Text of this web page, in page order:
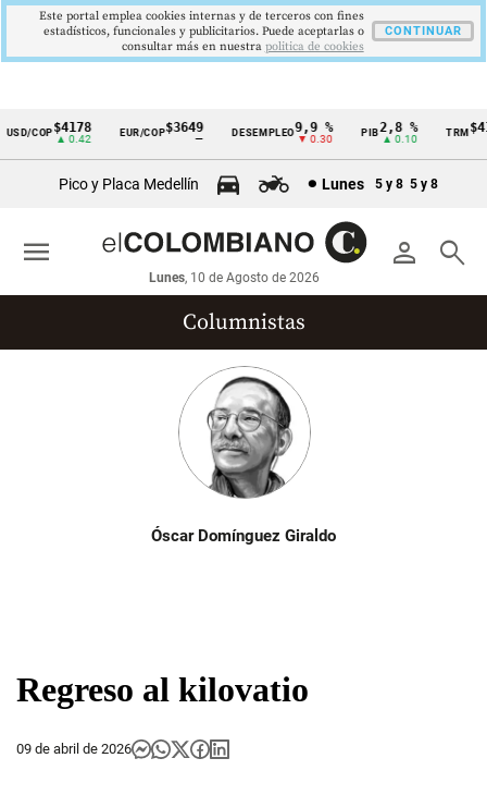
Cintillo
económicos
Colombia
COP$4178
▲ 0.42
EUR/COP$3649 DESEMPLEO 9,9 %
▼ 0.30
PIB2,8 %
▲ 0.10
TRM
Pico y Placa Medellín Lunes 5 y 8 5 y 8
person search
Lunes, 10 de Agosto de 2026
menu
Columnistas
Óscar Domínguez Giraldo
Regreso al kilovatio
09 de abril de 2026
Este portal emplea cookies internas y de terceros con fines
estadísticos, funcionales y publicitarios. Puede aceptarlas o
consultar más en nuestra politica de cookies
CONTINUAR